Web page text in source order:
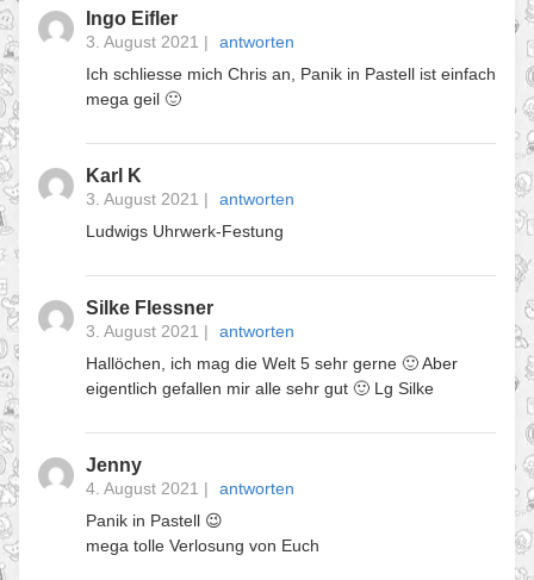
Ingo Eifler
3. August 2021 |
antworten
Ich schliesse mich Chris an, Panik in Pastell ist einfach
mega geil 🙂
Karl K
3. August 2021 |
antworten
Ludwigs Uhrwerk-Festung
Silke Flessner
3. August 2021 |
antworten
Hallöchen, ich mag die Welt 5 sehr gerne 🙂 Aber
eigentlich gefallen mir alle sehr gut 🙂 Lg Silke
Jenny
4. August 2021 |
antworten
Panik in Pastell 😉
mega tolle Verlosung von Euch